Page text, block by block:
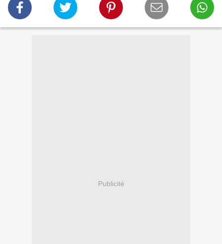
Publicité